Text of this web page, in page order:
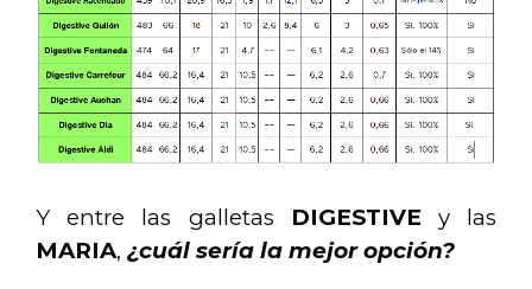
Y entre las galletas DIGESTIVE y las
MARIA, ¿cuál sería la mejor opción?